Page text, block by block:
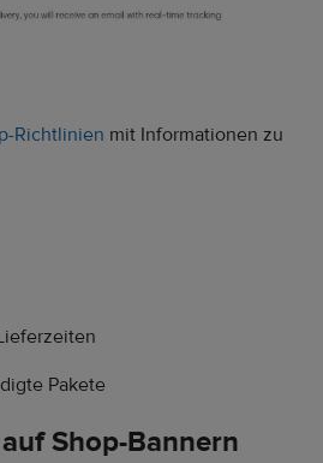
Richtlinien mit Informationen zu
Pakete
Shop-Bannern